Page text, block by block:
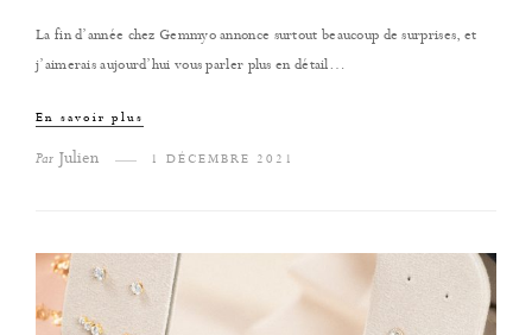
La fin d’année chez Gemmyo annonce surtout beaucoup de surprises, et
j’aimerais aujourd’hui vous parler plus en détail…
En savoir plus
Par Julien 1 DÉCEMBRE 2021